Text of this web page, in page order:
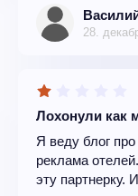
28.
Лохонули как
Я веду блог
реклама
эту партнерку.